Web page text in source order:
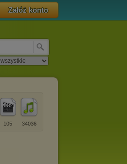
Załóż konto
34036
105